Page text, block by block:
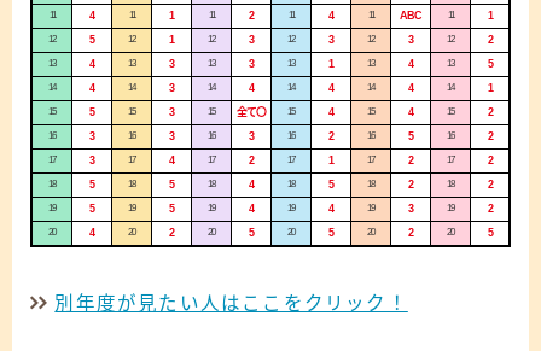
11 4 11 1 11 2 11 4 11 ABC 11 1
12 5 12 1 12 3 12 3 12 3 12 2
13 4 13 3 13 3 13 1 13 4 13 5
14 4 14 3 14 4 14 4 14 4 14 1
15 5 15 3 15 全て〇 15 4 15 4 15 2
16 3 16 3 16 3 16 2 16 5 16 2
17 3 17 4 17 2 17 1 17 2 17 2
18 5 18 5 18 4 18 5 18 2 18 2
19 5 19 5 19 4 19 4 19 3 19 2
20 4 20 2 20 5 20 5 20 2 20 5
別年度が見たい人はここをクリック！